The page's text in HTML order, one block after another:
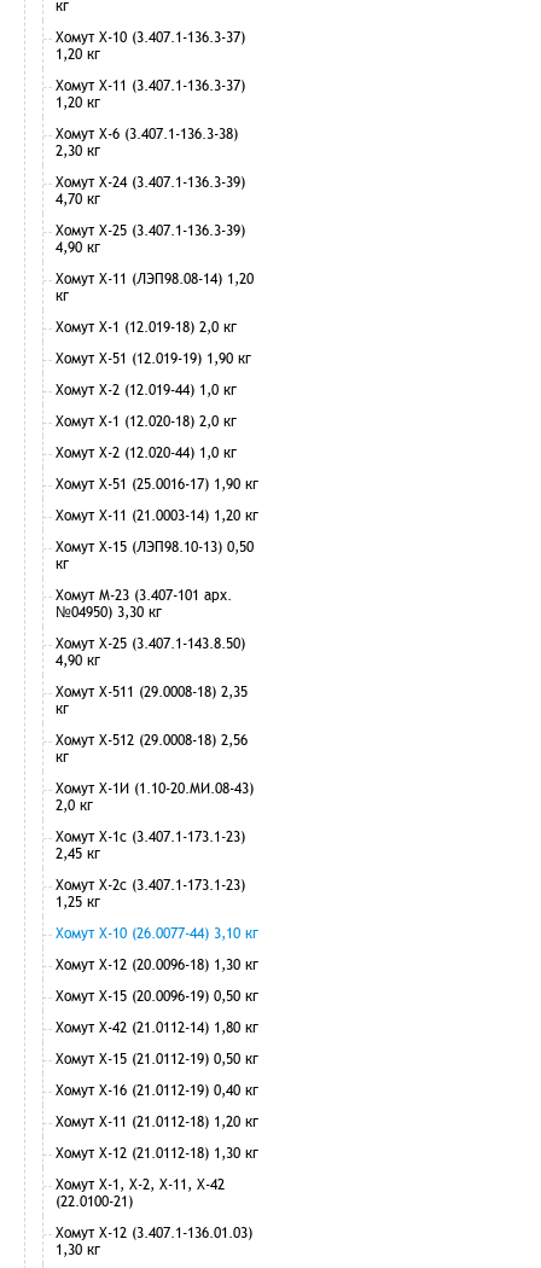
кг
Хомут Х-10 (3.407.1-136.3-37)
1,20 кг
Хомут Х-11 (3.407.1-136.3-37)
1,20 кг
Хомут Х-6 (3.407.1-136.3-38)
2,30 кг
Хомут Х-24 (3.407.1-136.3-39)
4,70 кг
Хомут Х-25 (3.407.1-136.3-39)
4,90 кг
Хомут Х-11 (ЛЭП98.08-14) 1,20
кг
Хомут Х-1 (12.019-18) 2,0 кг
Хомут Х-51 (12.019-19) 1,90 кг
Хомут Х-2 (12.019-44) 1,0 кг
Хомут Х-1 (12.020-18) 2,0 кг
Хомут Х-2 (12.020-44) 1,0 кг
Хомут Х-51 (25.0016-17) 1,90 кг
Хомут Х-11 (21.0003-14) 1,20 кг
Хомут Х-15 (ЛЭП98.10-13) 0,50
кг
Хомут М-23 (3.407-101 арх.
№04950) 3,30 кг
Хомут Х-25 (3.407.1-143.8.50)
4,90 кг
Хомут Х-511 (29.0008-18) 2,35
кг
Хомут Х-512 (29.0008-18) 2,56
кг
Хомут Х-1И (1.10-20.МИ.08-43)
2,0 кг
Хомут Х-1с (3.407.1-173.1-23)
2,45 кг
Хомут Х-2с (3.407.1-173.1-23)
1,25 кг
Хомут Х-10 (26.0077-44) 3,10 кг
Хомут Х-12 (20.0096-18) 1,30 кг
Хомут Х-15 (20.0096-19) 0,50 кг
Хомут Х-42 (21.0112-14) 1,80 кг
Хомут Х-15 (21.0112-19) 0,50 кг
Хомут Х-16 (21.0112-19) 0,40 кг
Хомут Х-11 (21.0112-18) 1,20 кг
Хомут Х-12 (21.0112-18) 1,30 кг
Хомут Х-1, Х-2, Х-11, Х-42
(22.0100-21)
Хомут Х-12 (3.407.1-136.01.03)
1,30 кг